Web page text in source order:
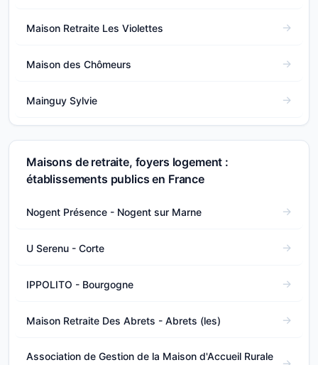
Maison Retraite Les Violettes
Maison des Chômeurs
Mainguy Sylvie
Maisons de retraite, foyers logement :
établissements publics en France
Nogent Présence - Nogent sur Marne
U Serenu - Corte
IPPOLITO - Bourgogne
Maison Retraite Des Abrets - Abrets (les)
Association de Gestion de la Maison d'Accueil Rurale